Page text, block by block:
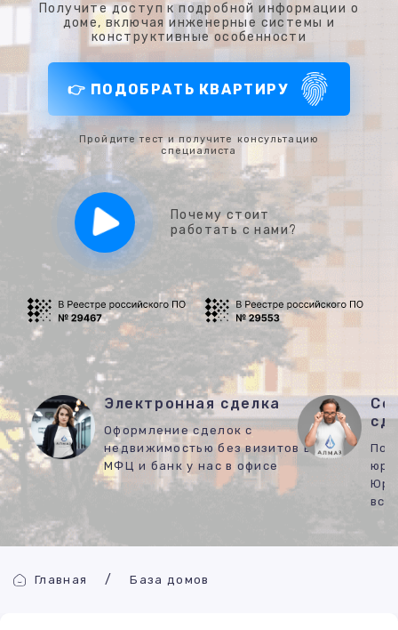
Получите доступ к подробной информации о
доме, включая инженерные системы и
конструктивные особенности
👉 ПОДОБРАТЬ КВАРТИРУ
Пройдите тест и получите консультацию
специалиста
Почему стоит
работать с нами?
Электронная сделка
Оформление сделок с
недвижимостью без визитов в
МФЦ и банк у нас в офисе
Главная База домов